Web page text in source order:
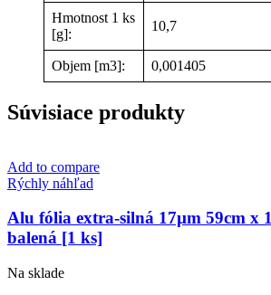
Hmotnost 1 ks
[g]:
10,7
Objem [m3]: 0,001405
Súvisiace produkty
Add to compare
Rýchly náhľad
Alu fólia extra-silná 17µm 59cm x
balená [1 ks]
Na sklade